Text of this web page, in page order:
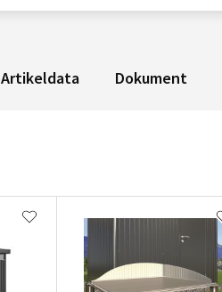
Artikeldata Dokument